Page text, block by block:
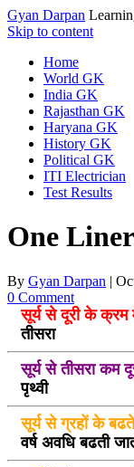
Gyan Darpan
Skip to content
Home
World GK
India GK
Rajasthan GK
Haryana GK
History GK
Political GK
ITI Electrician
Test Results
One
By Gyan Darpan |
0 Comment
सूर्य से दूरी के क्रम
तीसरा
सूर्य से तीसरा कम
पृथ्वी
सूर्य से ग्रहों के
वर्ष अवधि बढती